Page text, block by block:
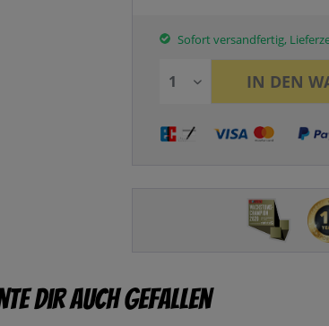
Sofort versandfertig,
IN DEN
dir auch gefallen